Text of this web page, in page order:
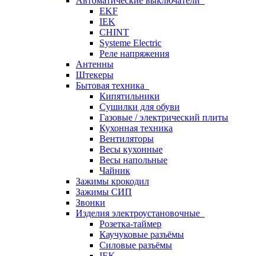
EKF
IEK
CHINT
Systeme Electric
Реле напряжения
Антенны
Штекеры
Бытовая техника
Кипятильники
Сушилки для обуви
Газовые / электрический плиты
Кухонная техника
Вентиляторы
Весы кухонные
Весы напольные
Чайник
Зажимы крокодил
Зажимы СИП
Звонки
Изделия электроустановочные
Розетка-таймер
Каучуковые разъёмы
Силовые разъёмы